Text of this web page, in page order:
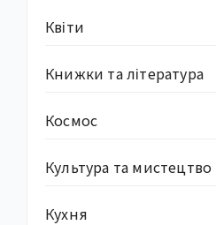
Квіти
Книжки та література
Космос
Культура та мистецтво
Кухня